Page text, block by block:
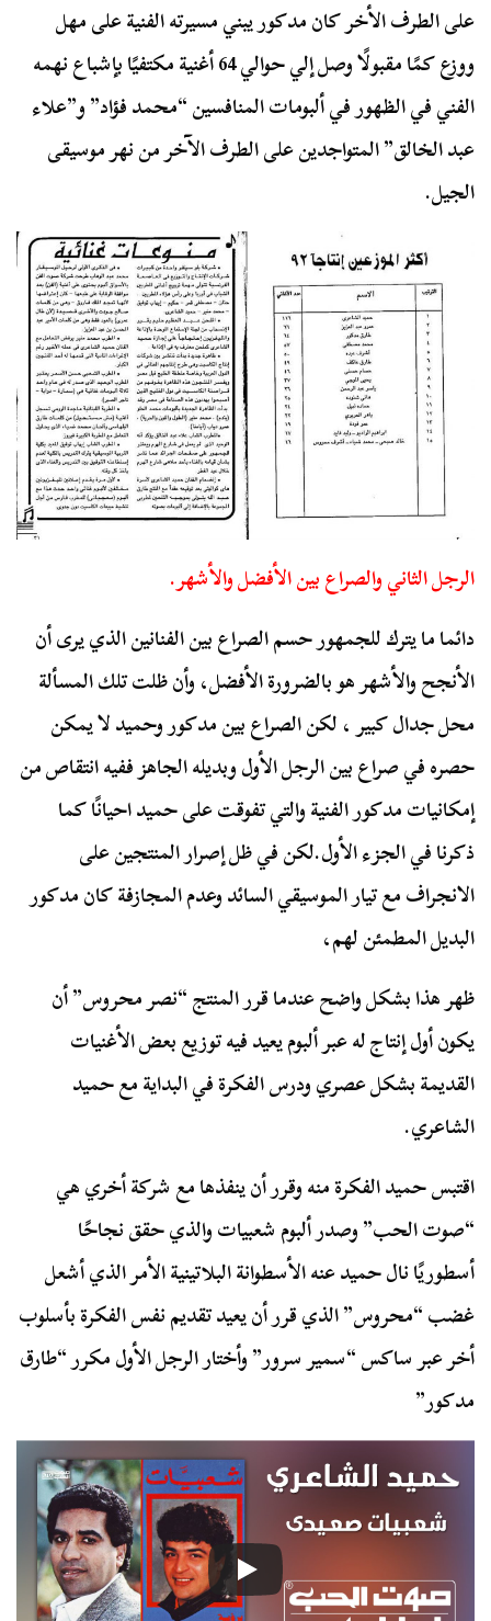
على الطرف الأخر كان مدكور يبني مسيرته الفنية على مهل
ووزع كمًا مقبولًا وصل إلي حوالي 64 أغنية مكتفيًا بإشباع نهمه
الفني في الظهور في ألبومات المنافسين “محمد فؤاد” و”علاء
عبد الخالق” المتواجدين على الطرف الآخر من نهر موسيقى
الجيل.
الرجل الثاني والصراع بين الأفضل والأشهر.
دائما ما يترك للجمهور حسم الصراع بين الفنانين الذي يرى أن
الأنجح والأشهر هو بالضرورة الأفضل، وأن ظلت تلك المسألة
محل جدال كبير ، لكن الصراع بين مدكور وحميد لا يمكن
حصره في صراع بين الرجل الأول وبديله الجاهز ففيه انتقاص من
إمكانيات مدكور الفنية والتي تفوقت على حميد احيانًا كما
ذكرنا في الجزء الأول.لكن في ظل إصرار المنتجين على
الانجراف مع تيار الموسيقي السائد وعدم المجازفة كان مدكور
البديل المطمئن لهم،
ظهر هذا بشكل واضح عندما قرر المنتج “نصر محروس” أن
يكون أول إنتاج له عبر ألبوم يعيد فيه توزيع بعض الأغنيات
القديمة بشكل عصري ودرس الفكرة في البداية مع حميد
الشاعري.
اقتبس حميد الفكرة منه وقرر أن ينفذها مع شركة أخري هي
“صوت الحب” وصدر ألبوم شعبيات والذي حقق نجاحًا
أسطوريًا نال حميد عنه الأسطوانة البلاتينية الأمر الذي أشعل
غضب “محروس” الذي قرر أن يعيد تقديم نفس الفكرة بأسلوب
أخر عبر ساكس “سمير سرور” وأختار الرجل الأول مكرر “طارق
مدكور”